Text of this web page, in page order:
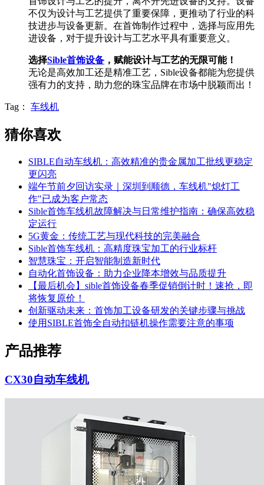
不仅为设计与工艺提供了重要保障，更推动了行业的科
技进步与设备更新。在首饰制作过程中，选择与应用先
进设备，对于提升设计与工艺水平具有重要意义。
选择Sible首饰设备 ，赋能设计与工艺的无限可能！
无论是高效加工还是精准工艺，Sible设备都能为您提供
强有力的支持，助力您的珠宝品牌在市场中脱颖而出！
Tag： 车线机
猜你喜欢
SIBLE自动车线机：高效精准的贵金属加工批线更稳定
更闪亮
端午节前夕回访实录｜深圳到顺德，车线机"熄灯工
作"已成为客户常态
Sible首饰车线机故障解决与日常维护指南：确保高效稳
定运行
5G黄金：传统工艺与现代科技的完美融合
Sible首饰车线机：高精度珠宝加工的行业标杆
智慧珠宝：开启智能制造新时代
自动化首饰设备：助力企业降本增效与品质提升
【最后机会】sible首饰设备春季促销倒计时！速抢，即
将恢复原价！
创新驱动未来：首饰加工设备研发的关键步骤与挑战
使用SIBLE首饰全自动扣链机操作需要注意的事项
产品推荐
CX30自动车线机